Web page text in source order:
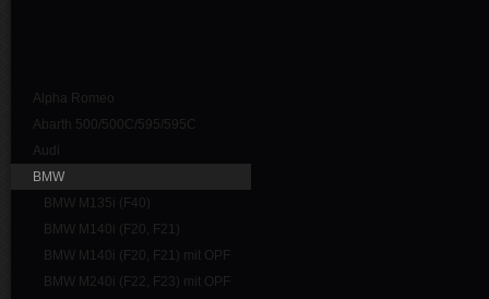
Alpha Romeo
Abarth 500/500C/595/595C
Audi
BMW
BMW M135i (F40)
BMW M140i (F20, F21)
BMW M140i (F20, F21) mit OPF
BMW M240i (F22, F23) mit OPF